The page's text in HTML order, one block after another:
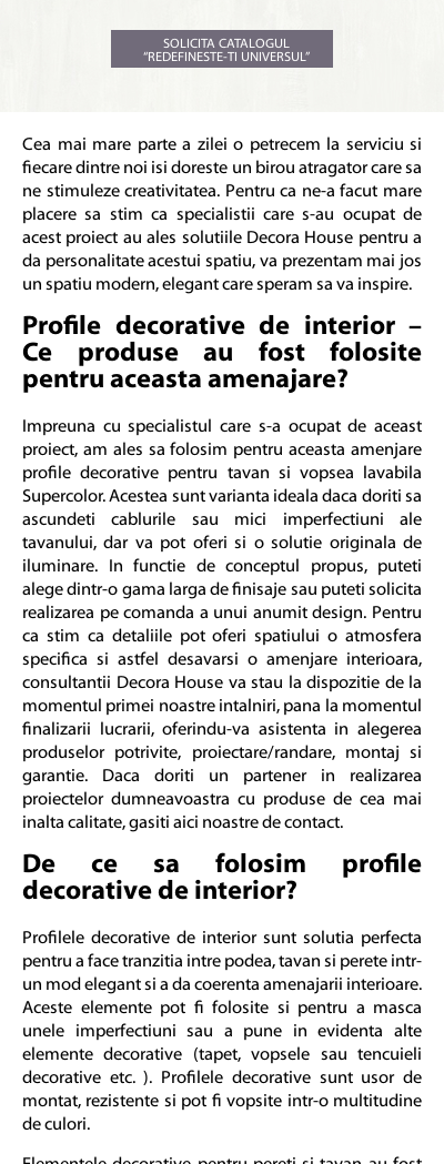
SOLICITA CATALOGUL
“REDEFINESTE-TI UNIVERSUL”
Cea mai mare parte a zilei o petrecem la serviciu si
fiecare dintre noi isi doreste un birou atragator care sa
ne stimuleze creativitatea. Pentru ca ne-a facut mare
placere sa stim ca specialistii care s-au ocupat de
acest proiect au ales solutiile Decora House pentru a
da personalitate acestui spatiu, va prezentam mai jos
un spatiu modern, elegant care speram sa va inspire.
Profile decorative de interior –
Ce produse au fost folosite
pentru aceasta amenajare?
Impreuna cu specialistul care s-a ocupat de aceast
proiect, am ales sa folosim pentru aceasta amenjare
profile decorative pentru tavan si vopsea lavabila
Supercolor. Acestea sunt varianta ideala daca doriti sa
ascundeti cablurile sau mici imperfectiuni ale
tavanului, dar va pot oferi si o solutie originala de
iluminare. In functie de conceptul propus, puteti
alege dintr-o gama larga de finisaje sau puteti solicita
realizarea pe comanda a unui anumit design. Pentru
ca stim ca detaliile pot oferi spatiului o atmosfera
specifica si astfel desavarsi o amenjare interioara,
consultantii Decora House va stau la dispozitie de la
momentul primei noastre intalniri, pana la momentul
finalizarii lucrarii, oferindu-va asistenta in alegerea
produselor potrivite, proiectare/randare, montaj si
garantie. Daca doriti un partener in realizarea
proiectelor dumneavoastra cu produse de cea mai
inalta calitate, gasiti aici noastre decontact.
De ce sa folosim profile
decorative de interior?
Profilele decorative de interior sunt solutia perfecta
pentru a face tranzitia intre podea, tavan si perete intr-
un mod elegant si a da coerenta amenajarii interioare.
Aceste elemente pot fi folosite si pentru a masca
unele imperfectiuni sau a pune in evidenta alte
elemente decorative (tapet, vopsele sau tencuieli
decorative etc. ). Profilele decorative sunt usor de
montat, rezistente si pot fi vopsite intr-o multitudine
de culori.